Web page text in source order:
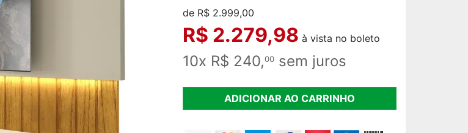
de R$ 2.999,00
R$ 2.279,98 à vista no boleto
10x R$ 240,00 sem juros
ADICIONAR AO CARRINHO